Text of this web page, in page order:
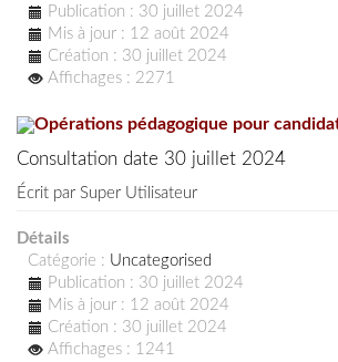
Publication : 30 juillet 2024
Mis à jour : 12 août 2024
Création : 30 juillet 2024
Affichages : 2271
Opérations pédagogique pour
Consultation date 30 juillet 2024
Écrit par Super Utilisateur
Détails
Catégorie : Uncategorised
Publication : 30 juillet 2024
Mis à jour : 12 août 2024
Création : 30 juillet 2024
Affichages : 1241